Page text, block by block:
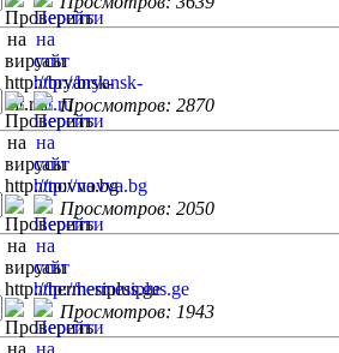
Просмотров: 2870
Просмотров: 2050
Просмотров: 1943